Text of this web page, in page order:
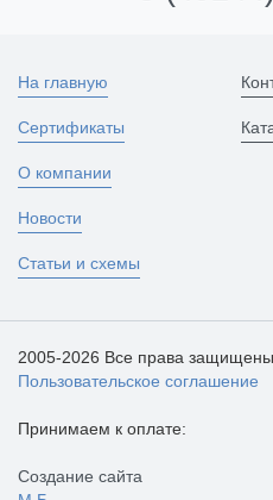
На главную
Сертификаты
О компании
Новости
Статьи и схемы
2005-2026 Все права
Пользовательское соглашение
Принимаем к оплате:
Создание сайта